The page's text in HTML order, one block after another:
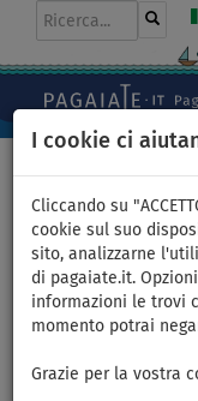
I cookie ci
Cliccando su
cookie sul suo
sito, analizzarne
di pagaiate.it.
informazioni le trovi
momento potrai
Grazie per la vostra
Shorts
taglio